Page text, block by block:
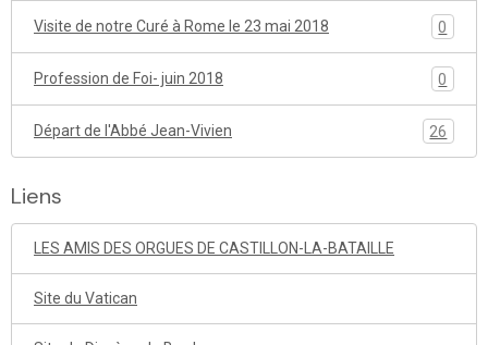
Visite de notre Curé à Rome le 23 mai 2018 0
Profession de Foi- juin 2018 0
Départ de l'Abbé Jean-Vivien 26
Liens
LES AMIS DES ORGUES DE CASTILLON-LA-BATAILLE
Site du Vatican